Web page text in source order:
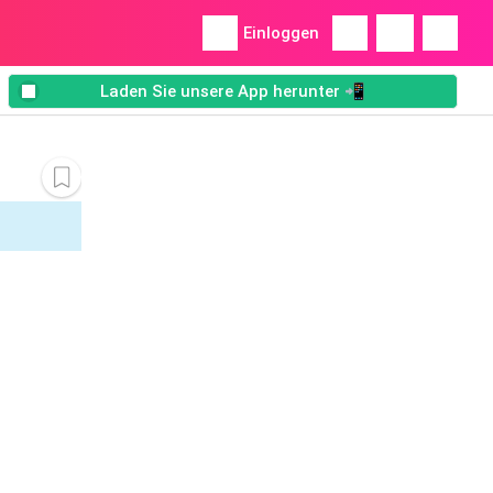
Einloggen
Laden Sie unsere App herunter 📲